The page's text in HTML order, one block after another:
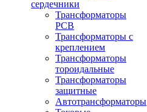
сердечники
Трансформаторы
PCB
Трансформаторы с
креплением
Трансформаторы
тороидальные
Трансформаторы
защитные
Автотрансформаторы